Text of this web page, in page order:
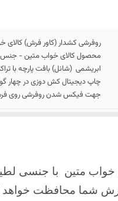
روفرشی کشدار (کاور فرش) کالای
محصول کالای خواب متین - جنس
ابریشمی (شانل) بافت پارچه با
چاپ دیجیتال کش دوزی در چهار
جهت فیکس شدن روفرشی روی
آینده
خواب متین با جنسی
شما محافظت خواهد